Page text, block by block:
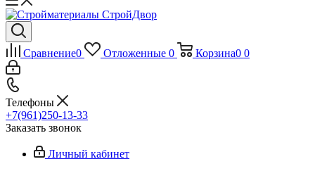
Сравнение0 Отложенные 0 Корзина0 0
Телефоны
+7(961)250-13-33
Заказать звонок
Личный кабинет